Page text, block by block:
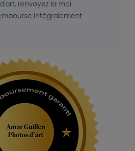
renvoyez la moi.
intégralement.